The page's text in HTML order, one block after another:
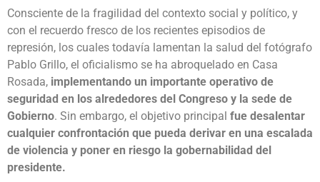
Consciente de la fragilidad del contexto social y político, y
con el recuerdo fresco de los recientes episodios de
represión, los cuales todavía lamentan la salud del fotógrafo
Pablo Grillo, el oficialismo se ha abroquelado en Casa
Rosada, implementando un importante operativo de
seguridad en los alrededores del Congreso y la sede de
Gobierno. Sin embargo, el objetivo principal fue desalentar
cualquier confrontación que pueda derivar en una escalada
de violencia y poner en riesgo la gobernabilidad del
presidente.